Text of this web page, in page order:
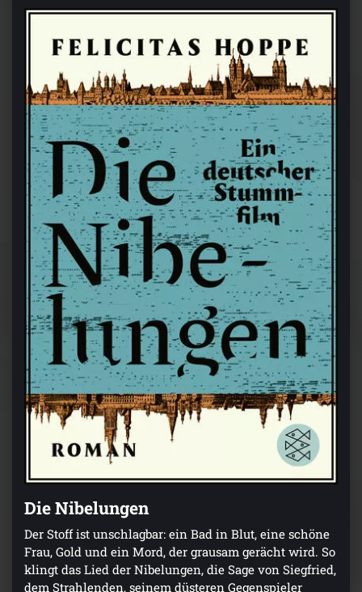
Die Nibelungen
Der Stoff ist unschlagbar: ein Bad in Blut, eine schöne
Frau, Gold und ein Mord, der grausam gerächt wird. So
klingt das Lied der Nibelungen, die Sage von Siegfried,
dem Strahlenden, seinem düsteren Gegenspieler